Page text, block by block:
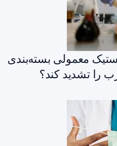
معمولی بسته‌بندی
را تشدید کند؟